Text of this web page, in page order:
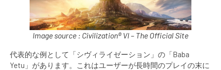
Image source : Civilization® VI – The Official Site
代表的な例として「シヴィライゼーション」の「Baba
Yetu」があります。これはユーザーが長時間のプレイの末に